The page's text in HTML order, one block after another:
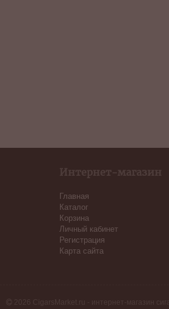
Интернет-магазин
Главная
Каталог
Корзина
Личный кабинет
Регистрация
Карта сайта
2026 CigarsMarket.ru - интернет-магазин